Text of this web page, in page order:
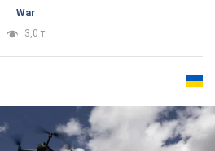
War
3,0 т.